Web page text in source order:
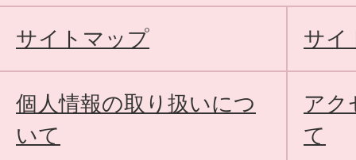
サイトマップ サイ
個人情報の取り扱いにつ
いて
アク
て